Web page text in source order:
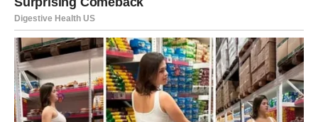
Jarac – KARTA: PISMO +
NOVAC
Jarčevi u martu dobijaju važnu vest. Može biti vezana za
posao, finansije ili ozbiljan emotivni razgovor.